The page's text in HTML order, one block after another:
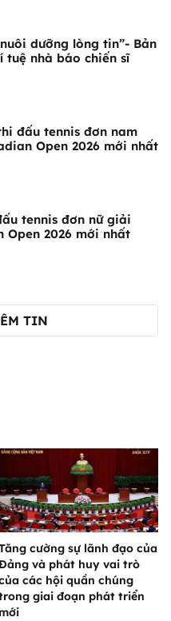
dưỡng lòng tin”- Bản
tuệ nhà báo chiến sĩ
đấu tennis đơn nam
Open 2026 mới nhất
tennis đơn nữ giải
Open 2026 mới nhất
TIN
cường sự lãnh đạo của
và phát huy vai trò
các hội quần chúng
giai đoạn phát triển
mới